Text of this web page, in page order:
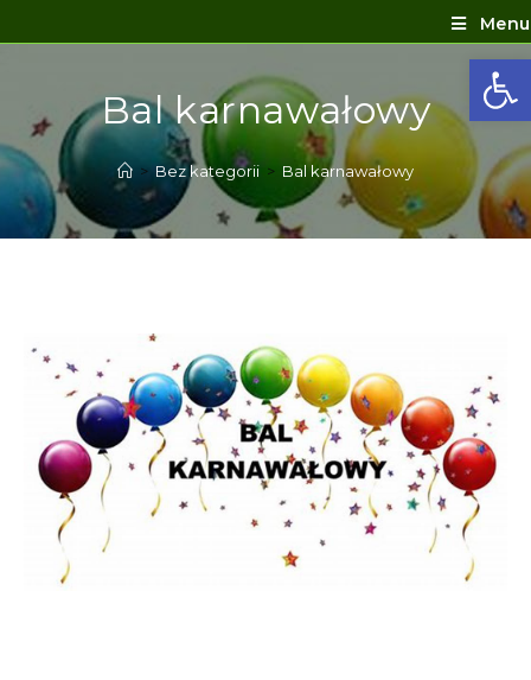
Menu
Bal karnawałowy
> Bez kategorii > Bal karnawałowy